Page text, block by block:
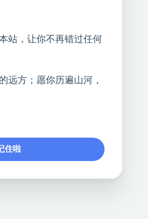
站，让你不再错过任何
远方；愿你历遍山河，
住啦